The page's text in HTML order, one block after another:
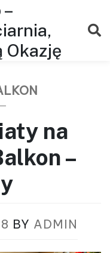
Okazję
na
–
BY ADMIN